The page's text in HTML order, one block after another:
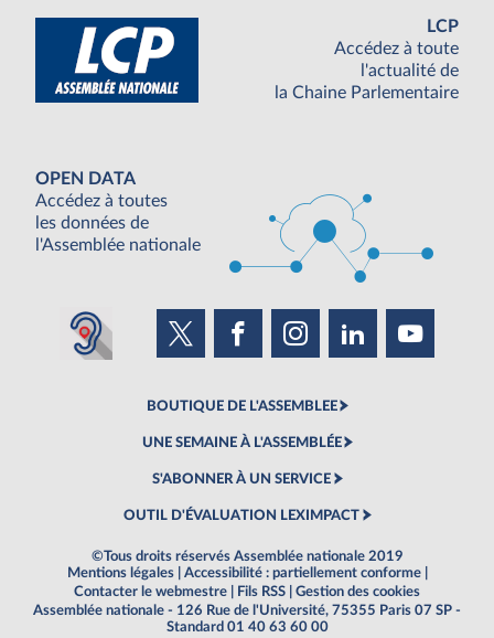
LCP
Accédez à toute
l'actualité de
la Chaine Parlementaire
OPEN DATA
Accédez à toutes
les données de
l'Assemblée nationale
BOUTIQUE DE L'ASSEMBLEE
UNE SEMAINE À L'ASSEMBLÉE
S'ABONNER À UN SERVICE
OUTIL D'ÉVALUATION LEXIMPACT
©Tous droits réservés Assemblée nationale 2019
Mentions légales
Accessibilité : partiellement conforme
Contacter le webmestre
Fils RSS
Gestion des cookies
Assemblée nationale - 126 Rue de l'Université, 75355 Paris 07 SP -
Standard 01 40 63 60 00